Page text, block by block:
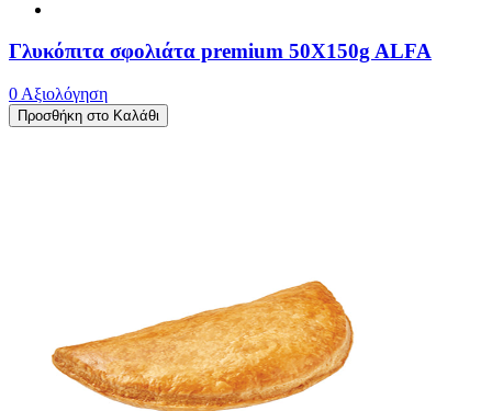
Γλυκόπιτα σφολιάτα premium 50X150g ALFA
0 Αξιολόγηση
Προσθήκη στο Καλάθι